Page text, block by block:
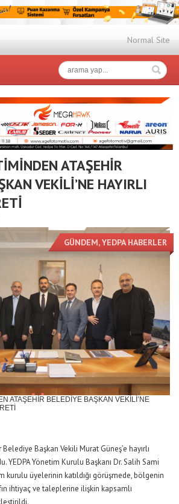
Normal Site
ATAŞEHİR
VEKİLİ’NE HAYIRLI
GÜNDEM,YEDPA HABERLER
Başkan Vekili Murat Güneş’e hayırlı
YEDPA Yönetim Kurulu Başkanı Dr. Salih Sami
kurulu üyelerinin katıldığı görüşmede, bölgenin
ihtiyaç ve taleplerine ilişkin kapsamlı